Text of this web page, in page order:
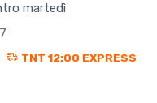
martedì
TNT 12:00 EXPRESS